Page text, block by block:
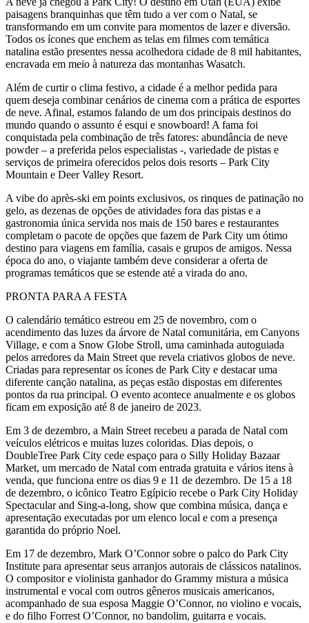
paisagens branquinhas que têm tudo a ver com o Natal, se
transformando em um convite para momentos de lazer e diversão.
Todos os ícones que enchem as telas em filmes com temática
natalina estão presentes nessa acolhedora cidade de 8 mil habitantes,
encravada em meio à natureza das montanhas Wasatch.
Além de curtir o clima festivo, a cidade é a melhor pedida para
quem deseja combinar cenários de cinema com a prática de esportes
de neve. Afinal, estamos falando de um dos principais destinos do
mundo quando o assunto é esqui e snowboard! A fama foi
conquistada pela combinação de três fatores: abundância de neve
powder – a preferida pelos especialistas -, variedade de pistas e
serviços de primeira oferecidos pelos dois resorts – Park City
Mountain e Deer Valley Resort.
A vibe do après-ski em points exclusivos, os rinques de patinação no
gelo, as dezenas de opções de atividades fora das pistas e a
gastronomia única servida nos mais de 150 bares e restaurantes
completam o pacote de opções que fazem de Park City um ótimo
destino para viagens em família, casais e grupos de amigos. Nessa
época do ano, o viajante também deve considerar a oferta de
programas temáticos que se estende até a virada do ano.
PRONTA PARA A FESTA
O calendário temático estreou em 25 de novembro, com o
acendimento das luzes da árvore de Natal comunitária, em Canyons
Village, e com a Snow Globe Stroll, uma caminhada autoguiada
pelos arredores da Main Street que revela criativos globos de neve.
Criadas para representar os ícones de Park City e destacar uma
diferente canção natalina, as peças estão dispostas em diferentes
pontos da rua principal. O evento acontece anualmente e os globos
ficam em exposição até 8 de janeiro de 2023.
Em 3 de dezembro, a Main Street recebeu a parada de Natal com
veículos elétricos e muitas luzes coloridas. Dias depois, o
DoubleTree Park City cede espaço para o Silly Holiday Bazaar
Market, um mercado de Natal com entrada gratuita e vários itens à
venda, que funciona entre os dias 9 e 11 de dezembro. De 15 a 18
de dezembro, o icônico Teatro Egípicio recebe o Park City Holiday
Spectacular and Sing-a-long, show que combina música, dança e
apresentação executadas por um elenco local e com a presença
garantida do próprio Noel.
Em 17 de dezembro, Mark O’Connor sobre o palco do Park City
Institute para apresentar seus arranjos autorais de clássicos natalinos.
O compositor e violinista ganhador do Grammy mistura a música
instrumental e vocal com outros gêneros musicais americanos,
acompanhado de sua esposa Maggie O’Connor, no violino e vocais,
e do filho Forrest O’Connor, no bandolim, guitarra e vocais.